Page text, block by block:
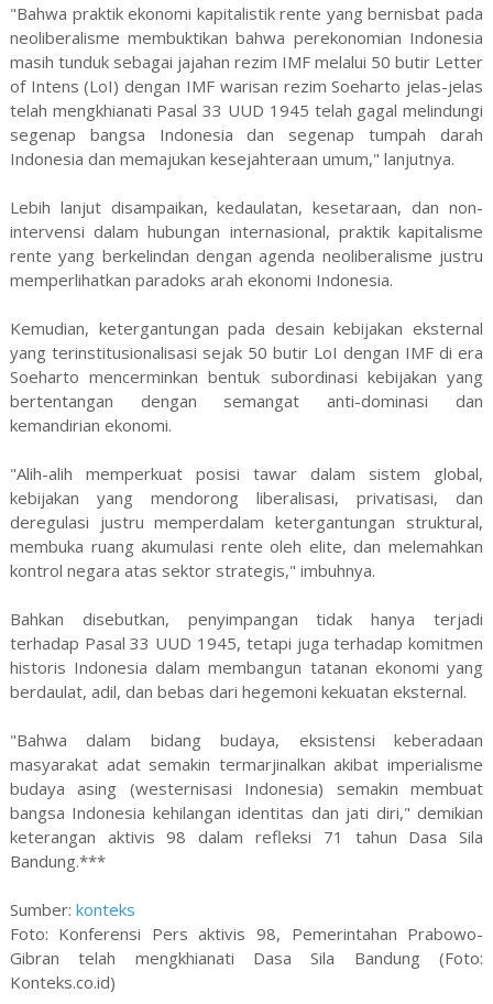
"Bahwa praktik ekonomi kapitalistik rente yang bernisbat pada
neoliberalisme membuktikan bahwa perekonomian Indonesia
masih tunduk sebagai jajahan rezim IMF melalui 50 butir Letter
of Intens (LoI) dengan IMF warisan rezim Soeharto jelas-jelas
telah mengkhianati Pasal 33 UUD 1945 telah gagal melindungi
segenap bangsa Indonesia dan segenap tumpah darah
Indonesia dan memajukan kesejahteraan umum," lanjutnya.
Lebih lanjut disampaikan, kedaulatan, kesetaraan, dan non-
intervensi dalam hubungan internasional, praktik kapitalisme
rente yang berkelindan dengan agenda neoliberalisme justru
memperlihatkan paradoks arah ekonomi Indonesia.
Kemudian, ketergantungan pada desain kebijakan eksternal
yang terinstitusionalisasi sejak 50 butir LoI dengan IMF di era
Soeharto mencerminkan bentuk subordinasi kebijakan yang
bertentangan dengan semangat anti-dominasi dan
kemandirian ekonomi.
"Alih-alih memperkuat posisi tawar dalam sistem global,
kebijakan yang mendorong liberalisasi, privatisasi, dan
deregulasi justru memperdalam ketergantungan struktural,
membuka ruang akumulasi rente oleh elite, dan melemahkan
kontrol negara atas sektor strategis," imbuhnya.
Bahkan disebutkan, penyimpangan tidak hanya terjadi
terhadap Pasal 33 UUD 1945, tetapi juga terhadap komitmen
historis Indonesia dalam membangun tatanan ekonomi yang
berdaulat, adil, dan bebas dari hegemoni kekuatan eksternal.
"Bahwa dalam bidang budaya, eksistensi keberadaan
masyarakat adat semakin termarjinalkan akibat imperialisme
budaya asing (westernisasi Indonesia) semakin membuat
bangsa Indonesia kehilangan identitas dan jati diri," demikian
keterangan aktivis 98 dalam refleksi 71 tahun Dasa Sila
Bandung.***
Sumber: konteks
Foto: Konferensi Pers aktivis 98, Pemerintahan Prabowo-
Gibran telah mengkhianati Dasa Sila Bandung (Foto:
Konteks.co.id)